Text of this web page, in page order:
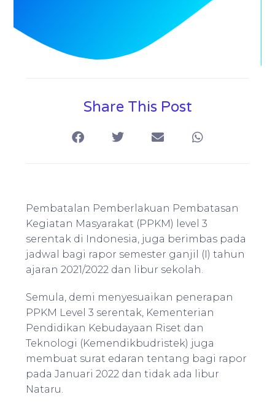
Share This Post
Pembatalan Pemberlakuan Pembatasan
Kegiatan Masyarakat (PPKM) level 3
serentak di Indonesia, juga berimbas pada
jadwal bagi rapor semester ganjil (I) tahun
ajaran 2021/2022 dan libur sekolah.
Semula, demi menyesuaikan penerapan
PPKM Level 3 serentak, Kementerian
Pendidikan Kebudayaan Riset dan
Teknologi (Kemendikbudristek) juga
membuat surat edaran tentang bagi rapor
pada Januari 2022 dan tidak ada libur
Nataru.